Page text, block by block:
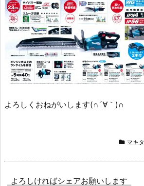
よろしくおねがいします(∩´∀｀)∩
マキタ
よろしければシェアお願いします